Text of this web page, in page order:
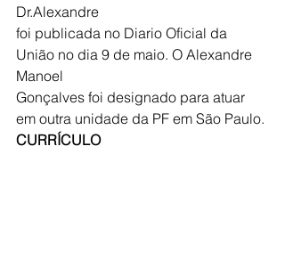
Dr.Alexandre
foi publicada no Diario Oficial da
União no dia 9 de maio. O Alexandre
Manoel
Gonçalves foi designado para atuar
em outra unidade da PF em São Paulo.
CURRÍCULO